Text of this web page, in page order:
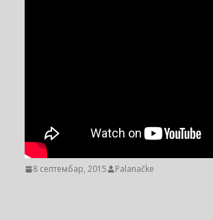
8 септембар, 2015 Palanačke